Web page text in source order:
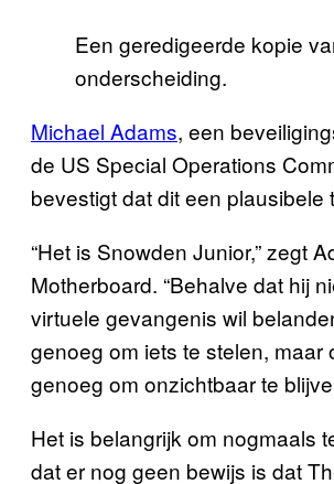
Een geredigeerde kopie
onderscheiding.
Michael Adams, een
de US Special Operations
bevestigt dat dit een plausibele
“Het is Snowden Junior,” zegt
Motherboard. “Behalve dat hij
virtuele gevangenis wil
genoeg om iets te stelen, maar
genoeg om onzichtbaar te
Het is belangrijk om nogmaals
dat er nog geen bewijs is dat